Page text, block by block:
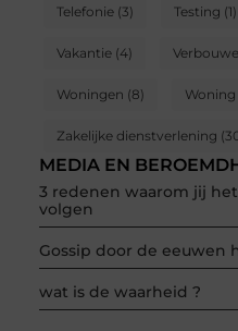
Telefonie(3) Testing (1)
Vakantie(4)
Woningen (8) Woning
Zakelijke dienstverlening
MEDIA EN
3 redenen waarom jij
volgen
Gossip door de eeuwen
wat is de waarheid ?